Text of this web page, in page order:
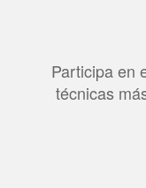
Participa en
técnicas